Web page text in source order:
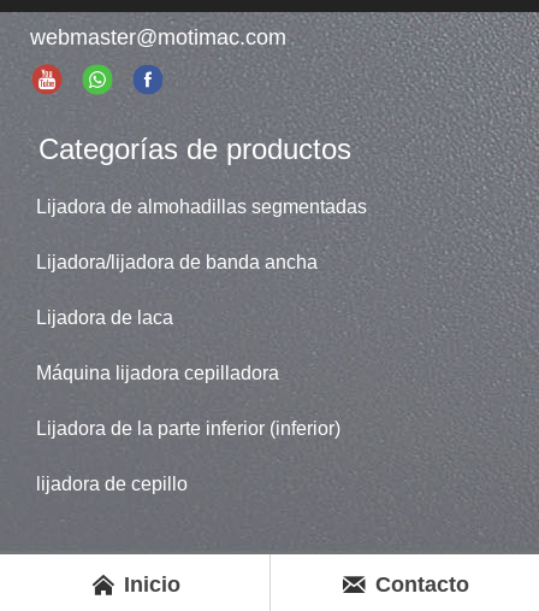
webmaster@motimac.com
Categorías de productos
Lijadora de almohadillas segmentadas
Lijadora/lijadora de banda ancha
Lijadora de laca
Máquina lijadora cepilladora
Lijadora de la parte inferior (inferior)
lijadora de cepillo
 Inicio  Contacto